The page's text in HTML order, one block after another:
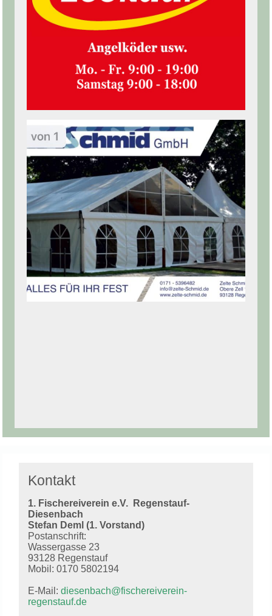
Kontakt
1. Fischereiverein e.V.
Regenstauf-
Diesenbach
Stefan Deml (1. Vorstand)
Postanschrift:
Wassergasse 23
93128 Regenstauf
Mobil: 0170 5802194
E-Mail:diesenbach@fischereiverein-
regenstauf.de